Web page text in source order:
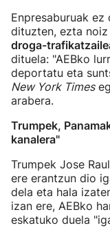
Enpresaburuak
dituzten, ezta
droga-
dituela: "AEBko
deportatu eta
New York Times
arabera.
Trumpek,
kanalera"
Trumpek Jose
ere erantzun dio
dela eta hala
izan ere, AEBko
eskatuko duela